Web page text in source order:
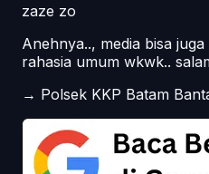
zaze zo
Anehnya.., media bisa
rahasia umum wkwk..
→ Polsek KKP Batam